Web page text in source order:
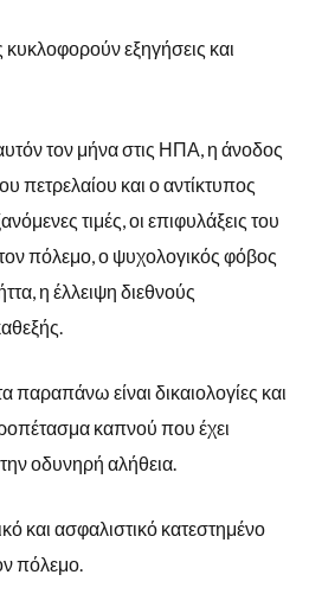
εξηγήσεις και
τον μήνα στις ΗΠΑ, η άνοδος
πετρελαίου και ο αντίκτυπος
τιμές, οι επιφυλάξεις του
πόλεμο, ο ψυχολογικός φόβος
η έλλειψη διεθνούς
παραπάνω είναι δικαιολογίες και
καπνού που έχει
οδυνηρή αλήθεια.
και ασφαλιστικό κατεστημένο
πόλεμο.